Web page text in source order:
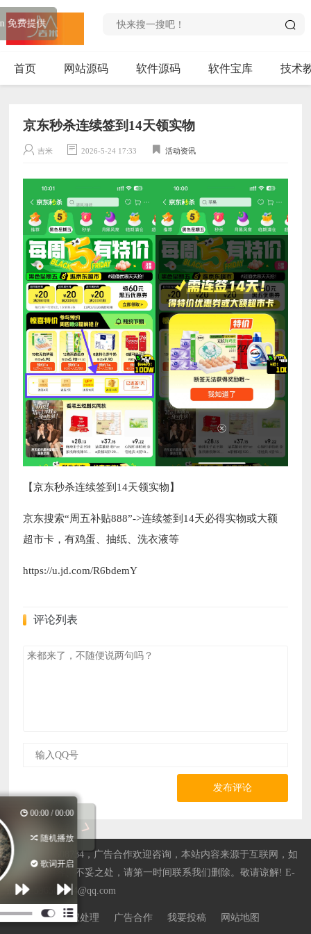
首页 网站源码 软件源码 软件宝库 技术
京东秒杀连续签到14天领实物
吉米 2026-5-24 17:33 活动资讯
【京东秒杀连续签到14天领实物】
京东搜索“周五补贴888”->连续签到14天必得实物或大额
超市卡，有鸡蛋、抽纸、洗衣液等
https://u.jd.com/R6bdemY
评论列表
发布评论
站长QQ596508734，广告合作欢迎咨询，本站内容来源于互联网，如
果有侵权内容、不妥之处，请第一时间联系我们删除。敬请谅解! E-
mail：596508734@qq.com
版权声明 侵权处理 广告合作 我要投稿 网站地图
随机播放
放器由 myhkw.cn 免费提供